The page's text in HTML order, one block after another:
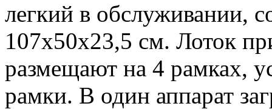
легкий в обслуживании,
107x50x23,5 см. Лоток
размещают на 4 рамках,
рамки. В один аппарат